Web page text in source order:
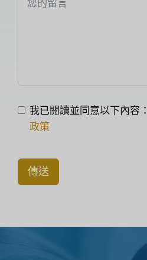
我已閱讀並同意以下內容：
政策
傳送